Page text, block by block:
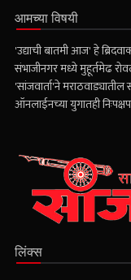
आमच्या विषयी
'उद्याची बातमी आज' हे
संभाजीनगर मध्ये मुहूर्तमेढ
'सांजवार्ता'ने
ऑनलाईनच्या युगातही
लिंक्स